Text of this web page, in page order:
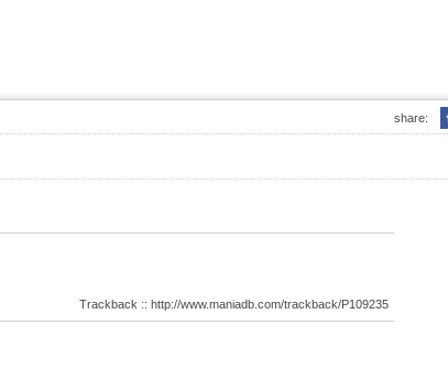
share:
Trackback :: http://www.maniadb.com/trackback/P109235